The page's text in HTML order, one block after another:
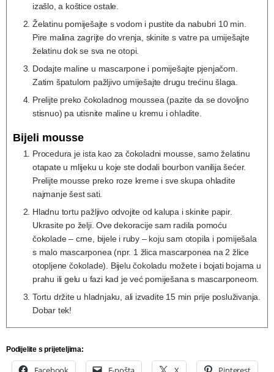
izašlo, a koštice ostale.
Želatinu pomiješajte s vodom i pustite da nabubri 10 min.
Pire malina zagrijte do vrenja, skinite s vatre pa umiješajte
želatinu dok se sva ne otopi.
Dodajte maline u mascarpone i pomiješajte pjenjačom.
Zatim špatulom pažljivo umiješajte drugu trećinu šlaga.
Prelijte preko čokoladnog moussea (pazite da se dovoljno
stisnuo) pa utisnite maline u kremu i ohladite.
Bijeli mousse
Procedura je ista kao za čokoladni mousse, samo želatinu
otapate u mlijeku u koje ste dodali bourbon vanilija šećer.
Prelijte mousse preko roze kreme i sve skupa ohladite
najmanje šest sati.
Hladnu tortu pažljivo odvojite od kalupa i skinite papir.
Ukrasite po želji. Ove dekoracije sam radila pomoću
čokolade – crne, bijele i ruby – koju sam otopila i pomiješala
s malo mascarponea (npr. 1 žlica mascarponea na 2 žlice
otopljene čokolade). Bijelu čokoladu možete i bojati bojama u
prahu ili gelu u fazi kad je već pomiješana s mascarponeom.
Tortu držite u hladnjaku, ali izvadite 15 min prije posluživanja.
Dobar tek!
Podijelite s prijeteljima: